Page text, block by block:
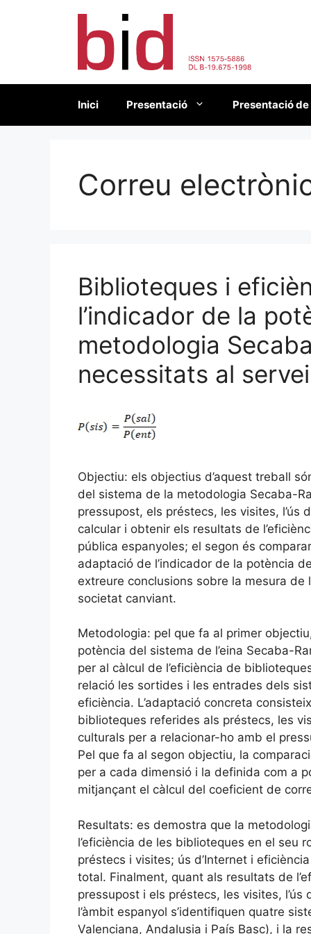
Inici Presentació Presentació
Correu
Biblioteques i
l’indicador de la
metodologia
necessitats al
Objectiu: els objectius d’aquest treball
del sistema de la metodologia Secaba-
pressupost, els préstecs, les visites, l’ús
calcular i obtenir els resultats de
pública espanyoles; el segon és
adaptació de l’indicador de la potència
extreure conclusions sobre la mesura de
societat canviant.
Metodologia: pel que fa al primer
potència del sistema de l’eina Secaba-
per al càlcul de l’eficiència de
relació les sortides i les entrades dels
eficiència. L’adaptació concreta
biblioteques referides als préstecs, les
culturals per a relacionar-ho amb el
Pel que fa al segon objectiu, la
per a cada dimensió i la definida com a
mitjançant el càlcul del coeficient de
Resultats: es demostra que la
l’eficiència de les biblioteques en el seu
préstecs i visites; ús d’Internet i
total. Finalment, quant als resultats de
pressupost i els préstecs, les visites, l’ús
l’àmbit espanyol s’identifiquen quatre
Valenciana, Andalusia i País Basc), i la